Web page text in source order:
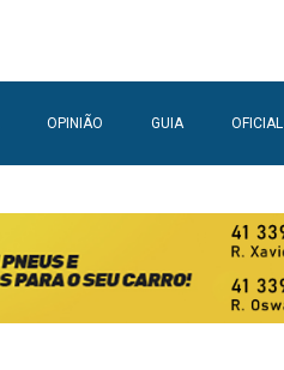
OPINIÃO GUIA OFICIAL